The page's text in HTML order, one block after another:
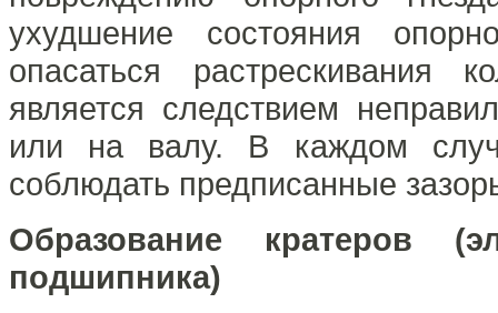
ухудшение состояния
опасаться
является следствием
или на валу. В каждом
соблюдать предписанные
Образование кратеров
подшипника)